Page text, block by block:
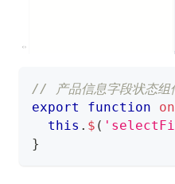
// 产品信息字段状态
export
function
this . $ (
}